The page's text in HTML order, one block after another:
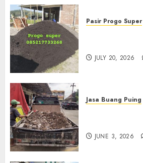
Pasir Progo Super
JULY 20, 2026
Jasa Buang Puing
JUNE 3, 2026